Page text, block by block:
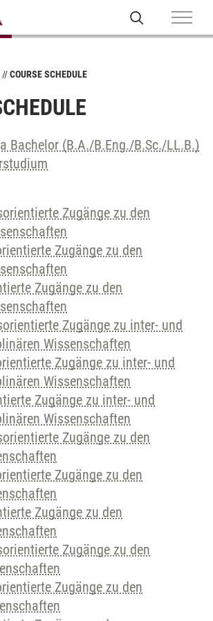
COURSE SCHEDULE
Bachelor (B.A./B.Eng./B.Sc./LL.B.)
Zugänge zu den
Zugänge zu den
Zugänge zu den
Zugänge zu inter- und
Wissenschaften
Zugänge zu inter- und
Wissenschaften
Zugänge zu inter- und
Wissenschaften
Zugänge zu den
Zugänge zu den
Zugänge zu den
Zugänge zu den
Zugänge zu den